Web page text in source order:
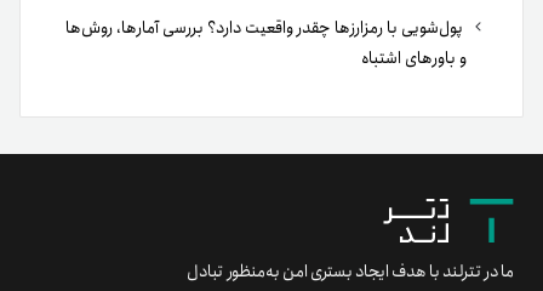
پول‌شویی با رمزارزها چقدر واقعیت دارد؟ بررسی آمارها، روش‌ها
و باورهای اشتباه
ما در تترلند با هدف ایجاد بستری امن به‌منظور تبادل